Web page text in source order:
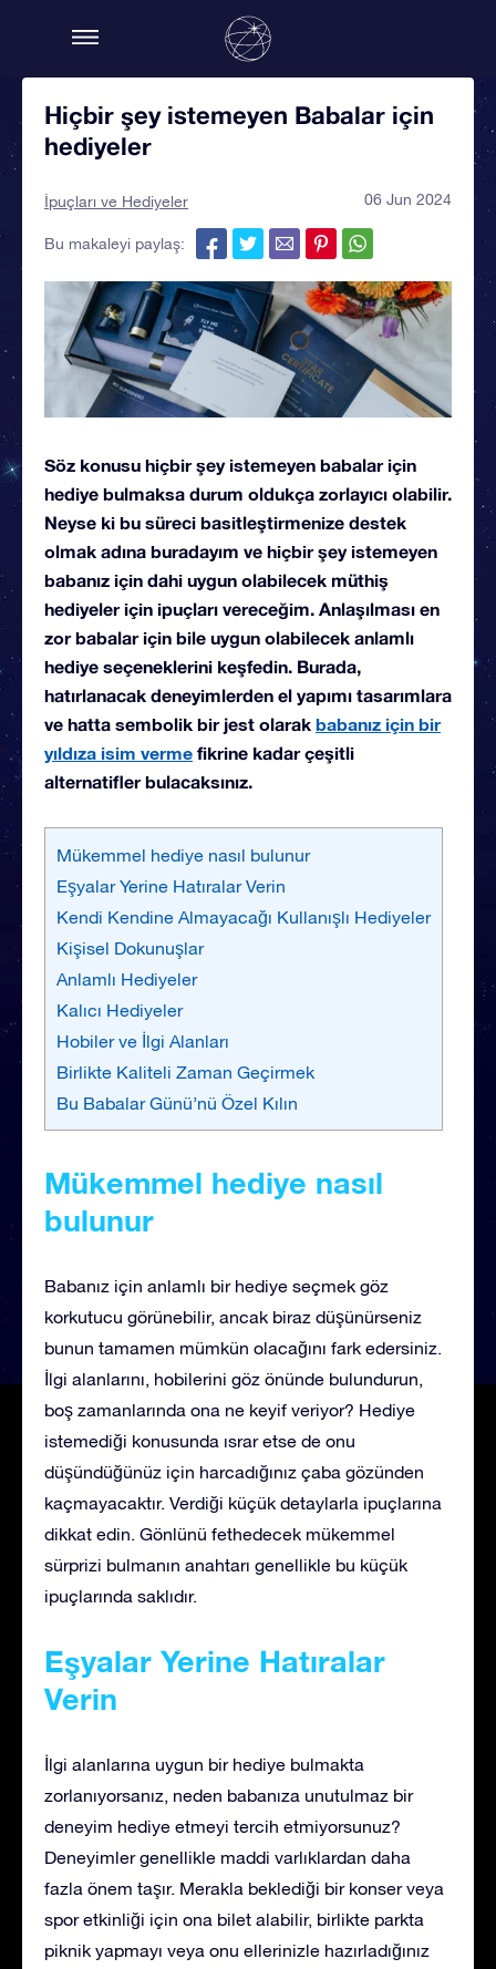
Hiçbir şey istemeyen Babalar için
hediyeler
İpuçları ve Hediyeler 06 Jun 2024
Bu makaleyi paylaş:
Söz konusu hiçbir şey istemeyen babalar için
hediye bulmaksa durum oldukça zorlayıcı olabilir.
Neyse ki bu süreci basitleştirmenize destek
olmak adına buradayım ve hiçbir şey istemeyen
babanız için dahi uygun olabilecek müthiş
hediyeler için ipuçları vereceğim. Anlaşılması en
zor babalar için bile uygun olabilecek anlamlı
hediye seçeneklerini keşfedin. Burada,
hatırlanacak deneyimlerden el yapımı tasarımlara
ve hatta sembolik bir jest olarak babanız için bir
yıldıza isim verme fikrine kadar çeşitli
alternatifler bulacaksınız.
Mükemmel hediye nasıl bulunur
Eşyalar Yerine Hatıralar Verin
Kendi Kendine Almayacağı Kullanışlı Hediyeler
Kişisel Dokunuşlar
Anlamlı Hediyeler
Kalıcı Hediyeler
Hobiler ve İlgi Alanları
Birlikte Kaliteli Zaman Geçirmek
Bu Babalar Günü’nü Özel Kılın
Mükemmel hediye nasıl
bulunur
Babanız için anlamlı bir hediye seçmek göz
korkutucu görünebilir, ancak biraz düşünürseniz
bunun tamamen mümkün olacağını fark edersiniz.
İlgi alanlarını, hobilerini göz önünde bulundurun,
boş zamanlarında ona ne keyif veriyor? Hediye
istemediği konusunda ısrar etse de onu
düşündüğünüz için harcadığınız çaba gözünden
kaçmayacaktır. Verdiği küçük detaylarla ipuçlarına
dikkat edin. Gönlünü fethedecek mükemmel
sürprizi bulmanın anahtarı genellikle bu küçük
ipuçlarında saklıdır.
Eşyalar Yerine Hatıralar
Verin
İlgi alanlarına uygun bir hediye bulmakta
zorlanıyorsanız, neden babanıza unutulmaz bir
deneyim hediye etmeyi tercih etmiyorsunuz?
Deneyimler genellikle maddi varlıklardan daha
fazla önem taşır. Merakla beklediği bir konser veya
spor etkinliği için ona bilet alabilir, birlikte parkta
piknik yapmayı veya onu ellerinizle hazırladığınız